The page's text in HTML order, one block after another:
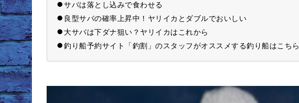
サバは落とし込みで食わせる
良型サバの確率上昇中！ヤリイカとダブルでおいしい
大サバは下ダナ狙い？ヤリイカはこれから
釣り船予約サイト「釣割」のスタッフがオススメする釣り船はこち